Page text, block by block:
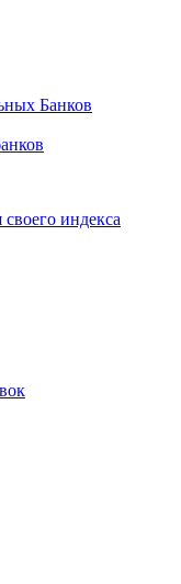
Банков
индекса